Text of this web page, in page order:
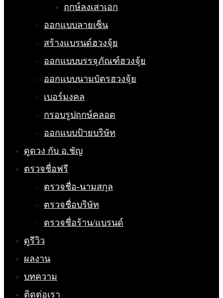
ฤกษ์ลงเสาเอก
ออกแบบลายเซ็น
สร้างแบรนด์ฮวงจุ้ย
ออกแบบบรรจุภัณฑ์ฮวงจุ้ย
ออกแบบนามบัตรฮวงจุ้ย
เบอร์มงคล
กรอบรูปฤกษ์คลอด
ออกแบบป้ายบริษัท
ดูดวง กับ อ.ชัญ
ตรวจชื่อฟรี
ตรวจชื่อ-นามสกุล
ตรวจชื่อบริษัท
ตรวจชื่อร้าน/แบรนด์
ดูรีวิว
ผลงาน
บทความ
ติดต่อเรา